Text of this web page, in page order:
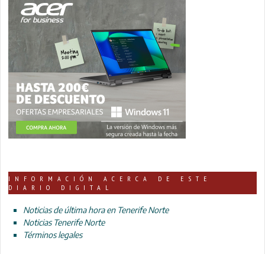
INFORMACIÓN ACERCA DE ESTE
DIARIO DIGITAL
Noticias de última hora en Tenerife Norte
Noticias Tenerife Norte
Términos legales